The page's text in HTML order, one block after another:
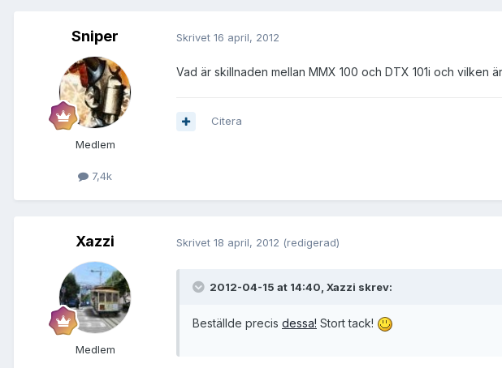
Sniper
Medlem
7,4k
Skrivet 16 april, 2012
Vad är skillnaden mellan MMX 100 och DTX 101i och vilken
Citera
Xazzi
Medlem
Skrivet 18 april, 2012 (redigerad)
2012-04-15 at 14:40, Xazzi skrev:
Beställde precis dessa! Stort tack!